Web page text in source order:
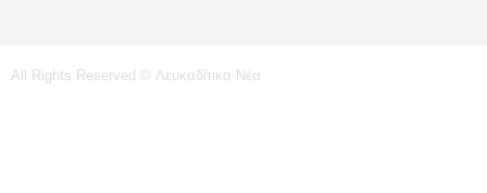
All Rights Reserved © Λευκαδίτικα Νέα